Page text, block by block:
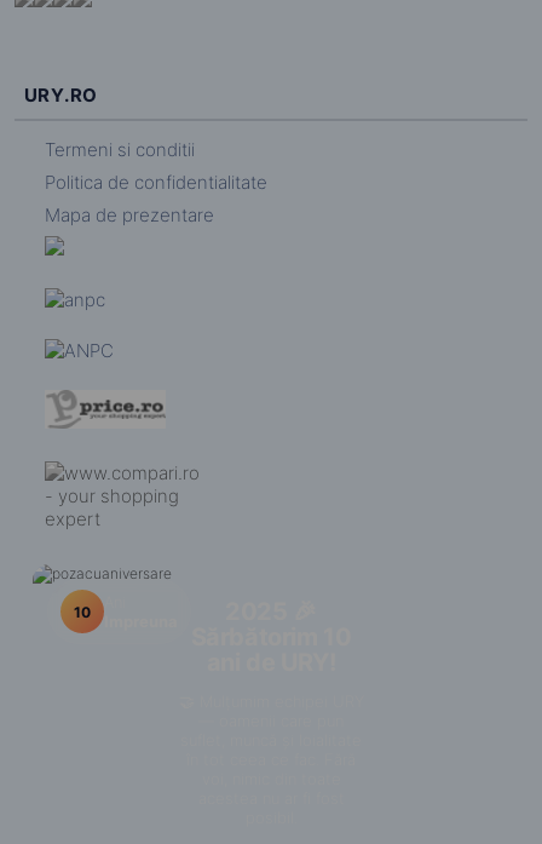
URY.RO
Termeni si conditii
Politica de confidentialitate
Mapa de prezentare
10